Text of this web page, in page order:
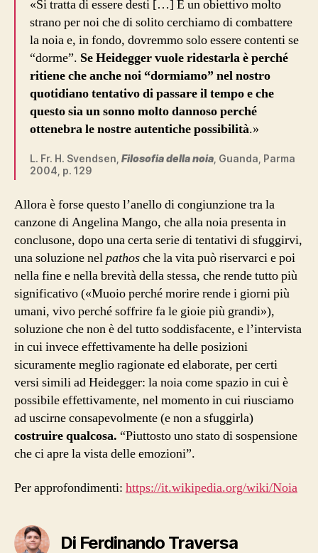
«Si tratta di essere desti […] È un obiettivo molto
strano per noi che di solito cerchiamo di combattere
la noia e, in fondo, dovremmo solo essere contenti se
“dorme”. Se Heidegger vuole ridestarla è perché
ritiene che anche noi “dormiamo” nel nostro
quotidiano tentativo di passare il tempo e che
questo sia un sonno molto dannoso perché
ottenebra le nostre autentiche possibilità.»
L. Fr. H. Svendsen, Filosofia della noia , Guanda, Parma
2004, p. 129
Allora è forse questo l’anello di congiunzione tra la
canzone di Angelina Mango, che alla noia presenta in
conclusone, dopo una certa serie di tentativi di sfuggirvi,
una soluzione nelpathosche la vita può riservarci e poi
nella fine e nella brevità della stessa, che rende tutto più
significativo («Muoio perché morire rende i giorni più
umani, vivo perché soffrire fa le gioie più grandi»),
soluzione che non è del tutto soddisfacente, e l’intervista
in cui invece effettivamente ha delle posizioni
sicuramente meglio ragionate ed elaborate, per certi
versi simili ad Heidegger: la noia come spazio in cui è
possibile effettivamente, nel momento in cui riusciamo
ad uscirne consapevolmente (e non a sfuggirla)
costruire qualcosa. “Piuttosto uno stato di sospensione
che ci apre la vista delle emozioni”.
Per approfondimenti: https://it.wikipedia.org/wiki/Noia
Di Ferdinando Traversa